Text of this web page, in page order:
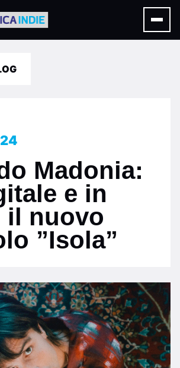
Madonia:
e in
il nuovo
”Isola”